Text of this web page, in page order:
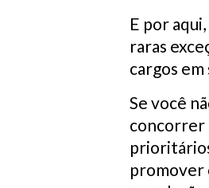
E por
raras
cargos
Se você
concorrer
promover